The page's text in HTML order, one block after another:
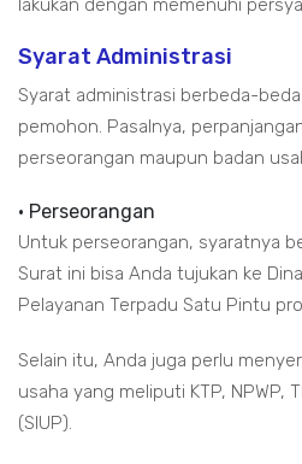
lakukan dengan memenuhi
Syarat Administrasi
Syarat administrasi berbeda-
pemohon. Pasalnya,
perseorangan maupun badan
• Perseorangan
Untuk perseorangan, syaratnya
Surat ini bisa Anda tujukan ke
Pelayanan Terpadu Satu Pintu
Selain itu, Anda juga perlu
usaha yang meliputi KTP, NPWP,
(SIUP).